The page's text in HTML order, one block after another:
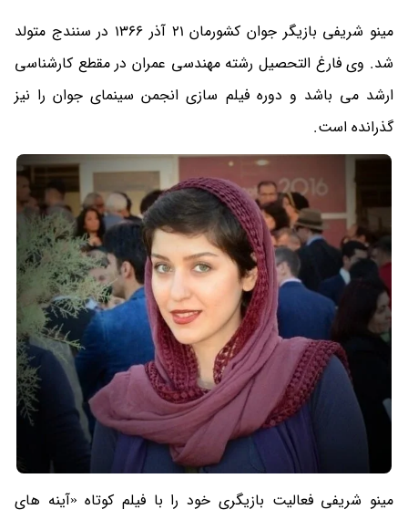
مینو شریفی بازیگر جوان کشورمان 21 آذر 1366 در سنندج متولد
شد. وی فارغ التحصیل رشته مهندسی عمران در مقطع کارشناسی
ارشد می باشد و دوره فیلم سازی انجمن سینمای جوان را نیز
گذرانده است.
مینو شریفی فعالیت بازیگری خود را با فیلم کوتاه «آینه های